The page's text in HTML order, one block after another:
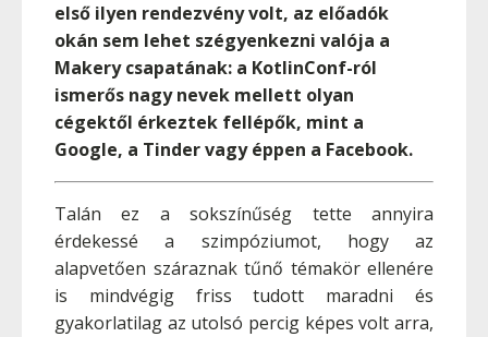
első ilyen rendezvény volt, az előadók
okán sem lehet szégyenkezni valója a
Makery csapatának: a KotlinConf-ról
ismerős nagy nevek mellett olyan
cégektől érkeztek fellépők, mint a
Google, a Tinder vagy éppen a Facebook.
Talán ez a sokszínűség tette annyira
érdekessé a szimpóziumot, hogy az
alapvetően száraznak tűnő témakör ellenére
is mindvégig friss tudott maradni és
gyakorlatilag az utolsó percig képes volt arra,